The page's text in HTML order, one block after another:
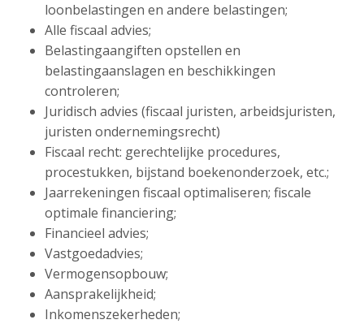
loonbelastingen en andere belastingen;
Alle fiscaal advies;
Belastingaangiften opstellen en
belastingaanslagen en beschikkingen
controleren;
Juridisch advies (fiscaal juristen, arbeidsjuristen,
juristen ondernemingsrecht)
Fiscaal recht: gerechtelijke procedures,
procestukken, bijstand boekenonderzoek, etc.;
Jaarrekeningen fiscaal optimaliseren; fiscale
optimale financiering;
Financieel advies;
Vastgoedadvies;
Vermogensopbouw;
Aansprakelijkheid;
Inkomenszekerheden;